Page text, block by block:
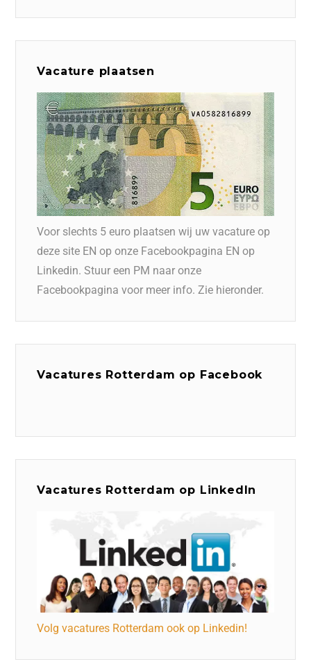
Vacature plaatsen
Voor slechts 5 euro plaatsen wij uw vacature op
deze site EN op onze Facebookpagina EN op
Linkedin. Stuur een PM naar onze
Facebookpagina voor meer info. Zie hieronder.
Vacatures Rotterdam op Facebook
Vacatures Rotterdam op LinkedIn
Volg vacatures Rotterdam ook op Linkedin!